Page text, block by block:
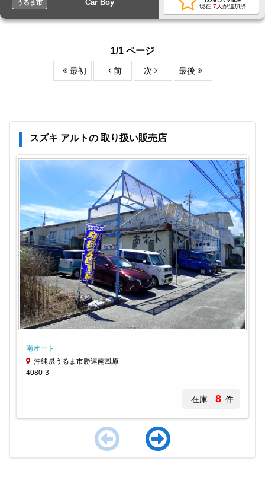
うるま市 Car Boy 現在 7人が追加済
1/1 ページ
最初 前 次 最後
スズキ アルトの 取り扱い販売店
南オート
沖縄県うるま市勝連南風原
4080-3
在庫 8 件